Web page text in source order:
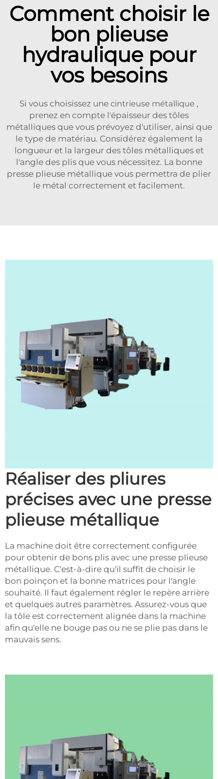
Comment choisir le
bon plieuse
hydraulique pour
vos besoins
Si vous choisissez une cintrieuse métallique ,
prenez en compte l'épaisseur des tôles
métalliques que vous prévoyez d'utiliser, ainsi que
le type de matériau. Considérez également la
longueur et la largeur des tôles métalliques et
l'angle des plis que vous nécessitez. La bonne
presse plieuse métallique vous permettra de plier
le métal correctement et facilement.
Réaliser des pliures
précises avec une presse
plieuse métallique
La machine doit être correctement configurée
pour obtenir de bons plis avec une presse plieuse
métallique. C'est-à-dire qu'il suffit de choisir le
bon poinçon et la bonne matrices pour l'angle
souhaité. Il faut également régler le repère arrière
et quelques autres paramètres. Assurez-vous que
la tôle est correctement alignée dans la machine
afin qu'elle ne bouge pas ou ne se plie pas dans le
mauvais sens.